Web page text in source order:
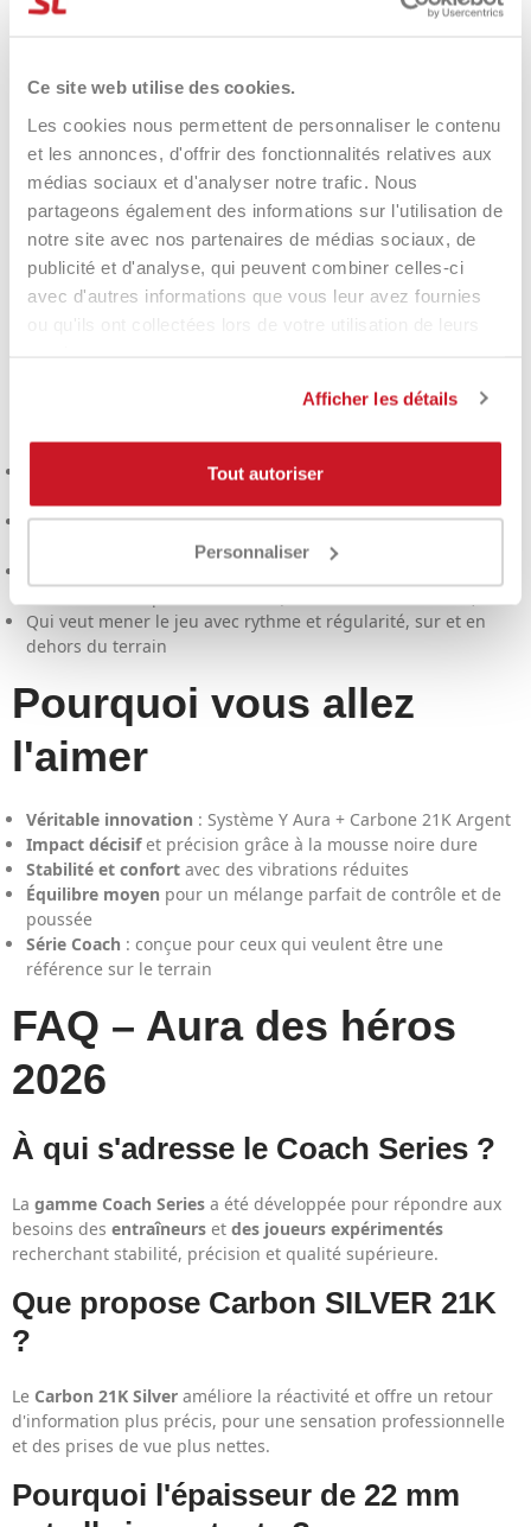
Ce site web utilise des cookies.
Les cookies nous permettent de personnaliser le contenu
et les annonces, d'offrir des fonctionnalités relatives aux
médias sociaux et d'analyser notre trafic. Nous
partageons également des informations sur l'utilisation de
notre site avec nos partenaires de médias sociaux, de
publicité et d'analyse, qui peuvent combiner celles-ci
avec d'autres informations que vous leur avez fournies
Afficher les détails
Tout autoriser
Personnaliser
nécessitant une direction précise.
direction même pour les prises de
vue techniques
Le profilde 22 mm est un élément clé de la conception : il
permet de maintenir la vitesse et la direction lors de l'exécution
de coups techniques, en transition ou sous pression.
À qui s'adresse la série
et joueurs expérimentés à la recherche d'un outil
Ceux qui recherchent un équilibre entrepuissance,contrôle
Qui veut mener le jeu avec rythme et régularité, sur et en
dehors du terrain
Pourquoi vous allez
l'aimer
Véritable innovation : Système Y Aura + Carbone 21K Argent
Impact décisifet précision grâce à la mousse noire dure
Stabilité et confort avec des vibrations réduites
Équilibre moyen pour un mélange parfait de contrôle et de
poussée
Série Coach : conçue pour ceux qui veulent être une
référence sur le terrain
FAQ – Aura des héros
2026
À qui s'adresse le Coach Series ?
La gamme Coach Series a été développée pour répondre aux
besoins des entraîneurs et des joueurs expérimentés
recherchant stabilité, précision et qualité supérieure.
Que propose Carbon SILVER 21K
?
Le Carbon 21K Silver améliore la réactivité et offre un retour
d'information plus précis, pour une sensation professionnelle
et des prises de vue plus nettes.
Pourquoi l'épaisseur de 22 mm